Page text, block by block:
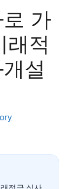
가
래적
설